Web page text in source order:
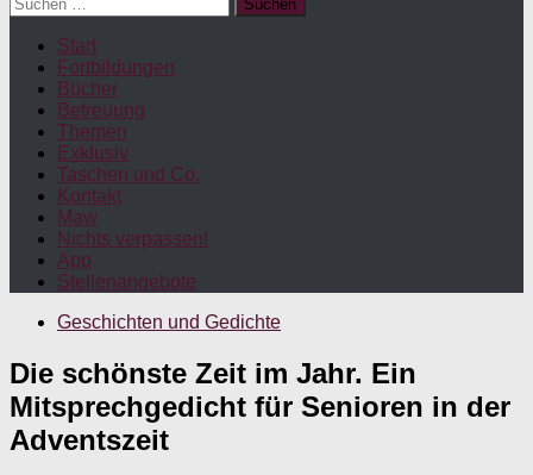
nach:
Start
Fortbildungen
Bücher
Betreuung
Themen
Exklusiv
Taschen und Co.
Kontakt
Maw
Nichts verpassen!
App
Stellenangebote
Geschichten und Gedichte
Die schönste Zeit im Jahr. Ein
Mitsprechgedicht für Senioren in der
Adventszeit